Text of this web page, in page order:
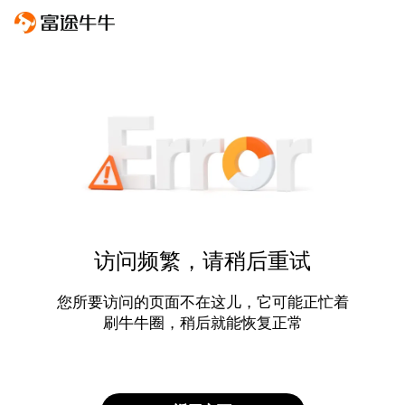
访问频繁，请稍后重试
您所要访问的页面不在这儿，它可能正忙着
刷牛牛圈，稍后就能恢复正常